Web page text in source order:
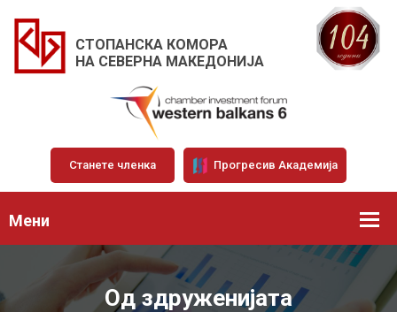
СТОПАНСКА КОМОРА
НА СЕВЕРНА МАКЕДОНИЈА
Станете членка Прогресив Академија
Мени
Од здруженијата